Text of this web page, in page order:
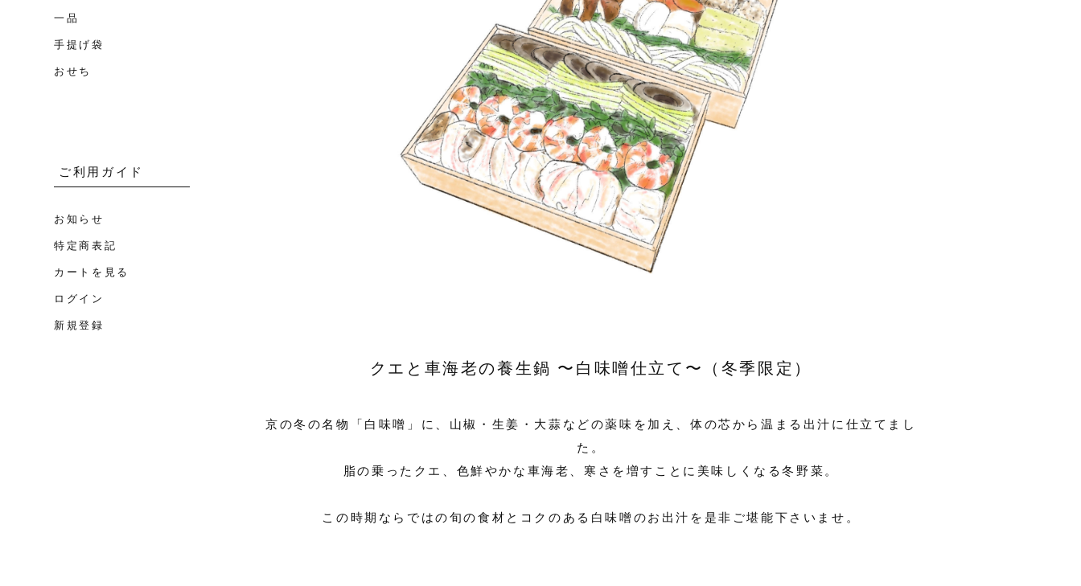
クエと車海老の養生鍋 〜白味噌仕立て〜（冬季限定）
京の冬の名物「白味噌」に、山椒・生姜・大蒜などの薬味を加え、体の芯から温まる出汁に仕立てまし
た。
脂の乗ったクエ、色鮮やかな車海老、寒さを増すことに美味しくなる冬野菜。
この時期ならではの旬の食材とコクのある白味噌のお出汁を是非ご堪能下さいませ。
一品
手提げ袋
おせち
ご利用ガイド
お知らせ
特定商表記
カートを見る
ログイン
新規登録